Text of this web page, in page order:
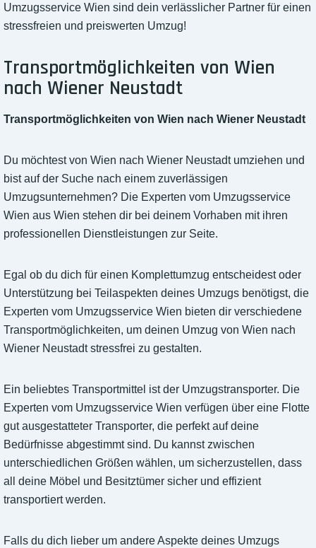
Umzugsservice Wien sind dein verlässlicher Partner für einen
stressfreien und preiswerten Umzug!
Transportmöglichkeiten von Wien
nach Wiener Neustadt
Transportmöglichkeiten von Wien nach Wiener Neustadt
Du möchtest von Wien nach Wiener Neustadt umziehen und
bist auf der Suche nach einem zuverlässigen
Umzugsunternehmen? Die Experten vom Umzugsservice
Wien aus Wien stehen dir bei deinem Vorhaben mit ihren
professionellen Dienstleistungen zur Seite.
Egal ob du dich für einen Komplettumzug entscheidest oder
Unterstützung bei Teilaspekten deines Umzugs benötigst, die
Experten vom Umzugsservice Wien bieten dir verschiedene
Transportmöglichkeiten, um deinen Umzug von Wien nach
Wiener Neustadt stressfrei zu gestalten.
Ein beliebtes Transportmittel ist der Umzugstransporter. Die
Experten vom Umzugsservice Wien verfügen über eine Flotte
gut ausgestatteter Transporter, die perfekt auf deine
Bedürfnisse abgestimmt sind. Du kannst zwischen
unterschiedlichen Größen wählen, um sicherzustellen, dass
all deine Möbel und Besitztümer sicher und effizient
transportiert werden.
Falls du dich lieber um andere Aspekte deines Umzugs